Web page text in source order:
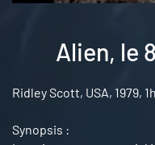
Alien, le
Ridley Scott, USA, 1979,
Synopsis :